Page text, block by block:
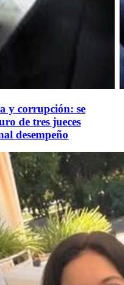
y corrupción: se
de tres jueces
desempeño